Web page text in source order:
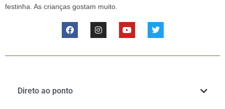
festinha. As crianças gostam muito.
Direto ao ponto